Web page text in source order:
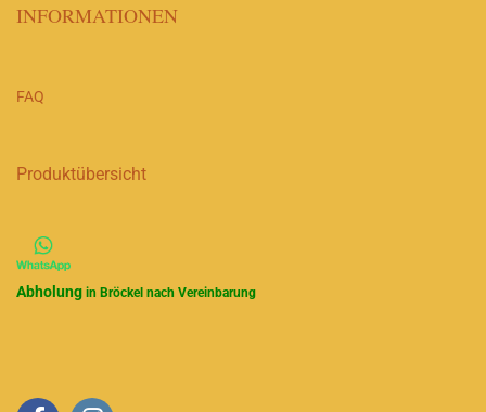
INFORMATIONEN
FAQ
Produktübersicht
Abholung in Bröckel nach Vereinbarung